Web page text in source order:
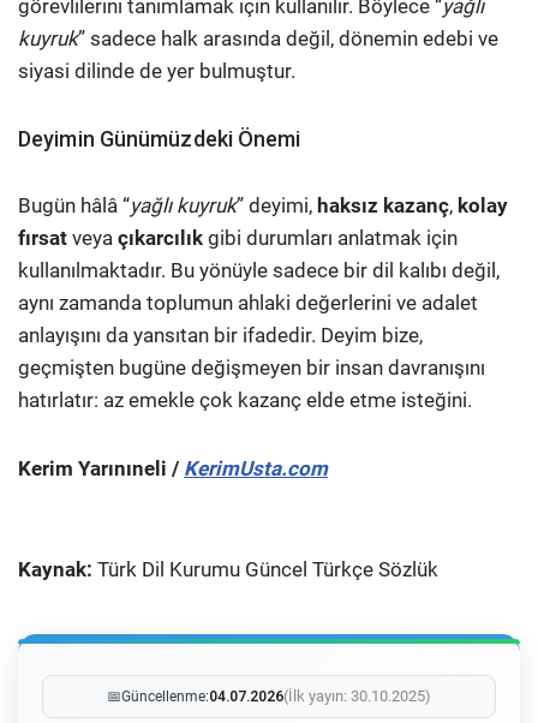
görevlilerini tanımlamak için kullanılır. Böylece “yağlı
kuyruk” sadece halk arasında değil, dönemin edebi ve
siyasi dilinde de yer bulmuştur.
Deyimin Günümüzdeki Önemi
Bugün hâlâ “yağlı kuyruk” deyimi, haksız kazanç, kolay
fırsat veya çıkarcılık gibi durumları anlatmak için
kullanılmaktadır. Bu yönüyle sadece bir dil kalıbı değil,
aynı zamanda toplumun ahlaki değerlerini ve adalet
anlayışını da yansıtan bir ifadedir. Deyim bize,
geçmişten bugüne değişmeyen bir insan davranışını
hatırlatır: az emekle çok kazanç elde etme isteğini.
Kerim Yarınıneli / KerimUsta.com
Kaynak: Türk Dil Kurumu Güncel Türkçe Sözlük
📅Güncellenme:04.07.2026(İlk yayın: 30.10.2025)